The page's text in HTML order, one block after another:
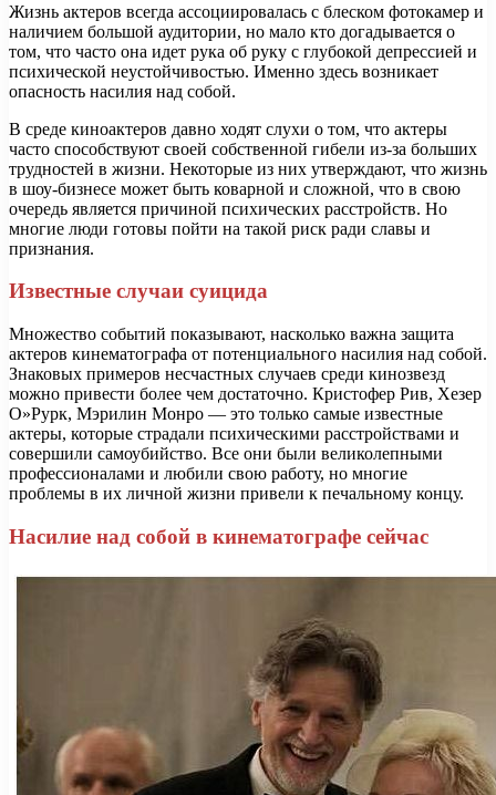
Жизнь актеров всегда ассоциировалась с блеском фотокамер и
наличием большой аудитории, но мало кто догадывается о
том, что часто она идет рука об руку с глубокой депрессией и
психической неустойчивостью. Именно здесь возникает
опасность насилия над собой.
В среде киноактеров давно ходят слухи о том, что актеры
часто способствуют своей собственной гибели из-за больших
трудностей в жизни. Некоторые из них утверждают, что жизнь
в шоу-бизнесе может быть коварной и сложной, что в свою
очередь является причиной психических расстройств. Но
многие люди готовы пойти на такой риск ради славы и
признания.
Известные случаи суицида
Множество событий показывают, насколько важна защита
актеров кинематографа от потенциального насилия над собой.
Знаковых примеров несчастных случаев среди кинозвезд
можно привести более чем достаточно. Кристофер Рив, Хезер
О»Рурк, Мэрилин Монро — это только самые известные
актеры, которые страдали психическими расстройствами и
совершили самоубийство. Все они были великолепными
профессионалами и любили свою работу, но многие
проблемы в их личной жизни привели к печальному концу.
Насилие над собой в кинематографе сейчас